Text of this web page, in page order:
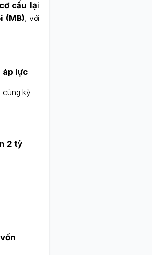
cơ cấu lại
(MB), với
áp lực
cùng kỳ
2 tỷ